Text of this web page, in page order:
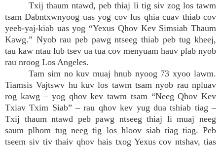
Txij thaum ntawd, peb thiaj li tig siv zog los tawm
tsam Dabntxwnyoog uas yog cov lus qhia cuav thiab cov
yeeb-yaj-kiab uas yog “Yexus Qhov Kev Simsiab Thaum
Kawg.” Nyob rau peb pawg ntseeg thiab peb tug kheej,
tau kaw ntau lub tsev ua tua cov menyuam hauv plab nyob
rau nroog Los Angeles.
Tam sim no kuv muaj hnub nyoog 73 xyoo lawm.
Tiamsis Vajtswv hu kuv los tawm tsam nyob rau npluav
rog kawg – yog qhov kev tawm tsam “Neeg Qhov Kev
Txiav Txim Siab” – rau qhov kev yug dua tshiab tiag –
Txij thaum ntawd peb pawg ntseeg thiaj li muaj neeg
saum plhom tug neeg tig los hloov siab tiag tiag. Peb
tseem siv tiv thaiv qhov hais txog Yexus cov ntshav, tias